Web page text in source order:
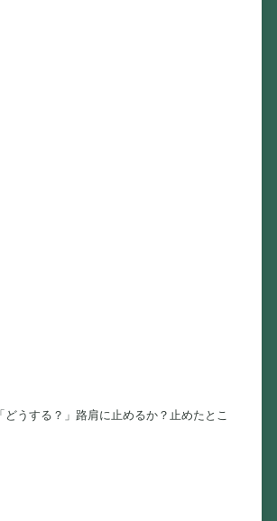
うする？」路肩に止めるか？止めたとこ